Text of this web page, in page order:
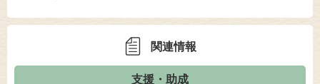
関連情報
支援・助成